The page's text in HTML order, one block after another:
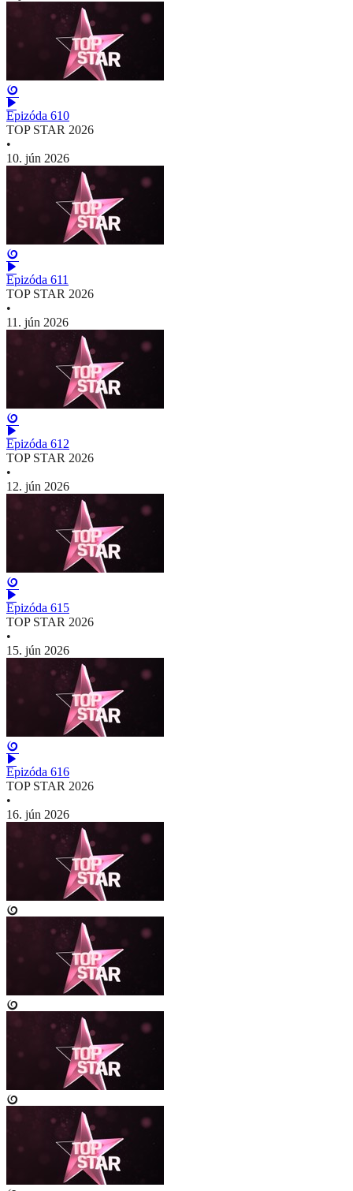
Epizóda 610
TOP STAR 2026
•
10. jún 2026
Epizóda 611
TOP STAR 2026
•
11. jún 2026
Epizóda 612
TOP STAR 2026
•
12. jún 2026
Epizóda 615
TOP STAR 2026
•
15. jún 2026
Epizóda 616
TOP STAR 2026
•
16. jún 2026